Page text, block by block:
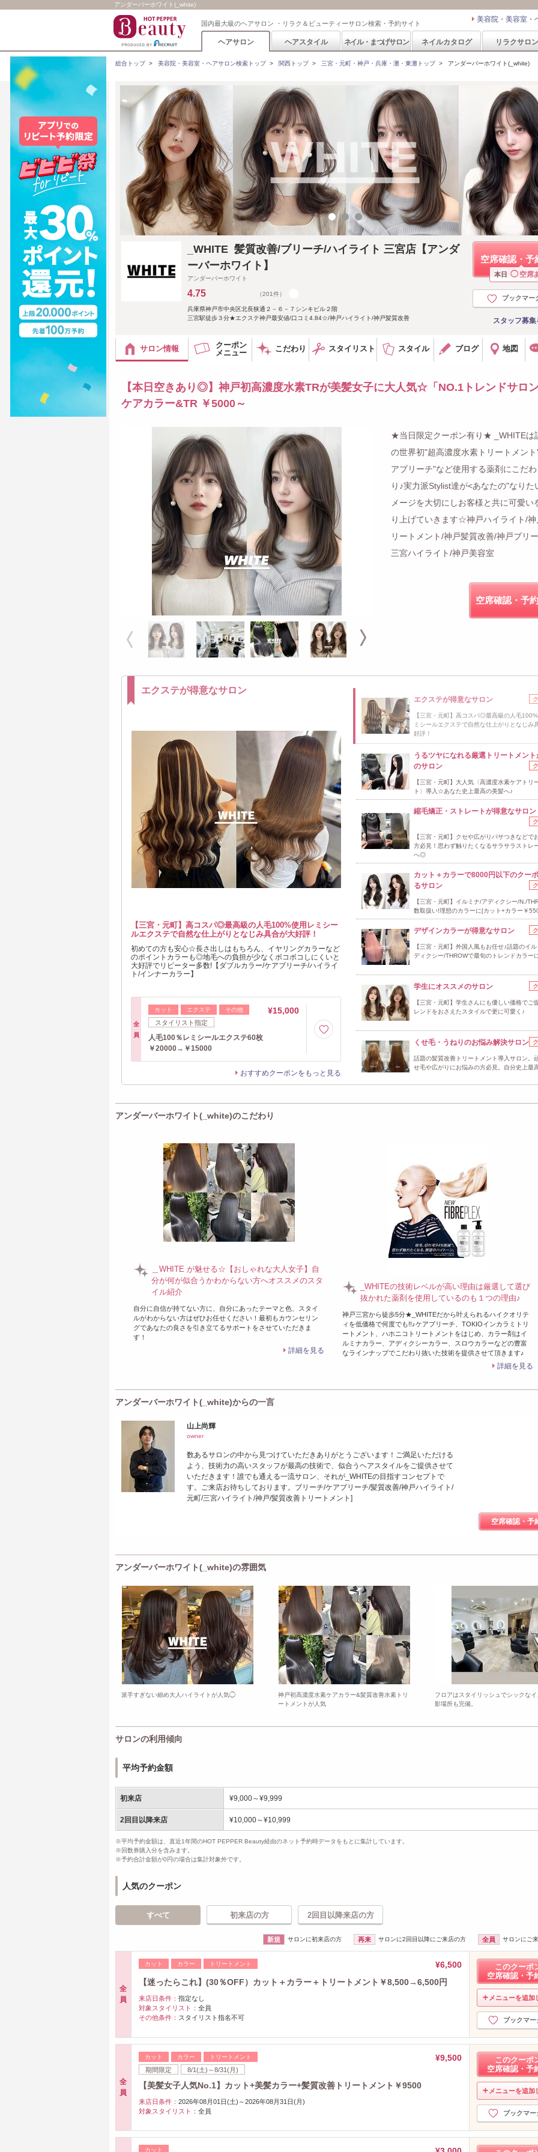
アンダーバーホワイト(_white)
国内最大級のヘアサロン ・リラク＆ビューティーサロン検索・予約サイト 美容院・美容室・
ヘアサロン ヘアスタイル ネイル・まつげサロン ネイルカタログ リラクサロン
総合トップ> 美容院・美容室・ヘアサロン検索トップ> 関西トップ> 三宮・元町・神戸・兵庫・灘・東灘トップ> アンダーバーホワイト(_white)
空席確認・予
本日 ◯ 空席
ブックマー
スタッフ募
_WHITE 髪質改善/ブリーチ/ハイライト 三宮店【アンダ
ーバーホワイト】
アンダーバーホワイト
4.75 （201件）
兵庫県神戸市中央区北長狭通２－６－７シンキビル２階
三宮駅徒歩３分★エクステ神戸最安値/口コミ4.84☆/神戸ハイライト/神戸髪質改善
サロン情報
クーポン
メニュー
こだわり スタイリスト スタイル ブログ 地図
【本日空きあり◎】神戸初高濃度水素TRが美髪女子に大人気☆「NO.1トレンドサロ
ケアカラー&TR ￥5000～
★当日限定クーポン有り★ _WHITEは
の世界初"超高濃度水素トリートメン
アブリーチ"など使用する薬剤にこだ
り♪実力派Stylist達が<あなたの"なりた
メージを大切にしお客様と共に可愛い
り上げていきます☆神戸ハイライト/神
リートメント/神戸髪質改善/神戸ブリ
三宮ハイライト/神戸美容室
空席確認・予
エクステが得意なサロン
【三宮・元町】高コスパ◎最高級の人毛100%使用レミシー
ルエクステで自然な仕上がりとなじみ具合が大好評！
初めての方も安心☆長さ出しはもちろん、イヤリングカラーなど
のポイントカラーも◎地毛への負担が少なくボコボコしにくいと
大好評でリピーター多数!【ダブルカラー/ケアブリーチ/ハイライ
ト/インナーカラー】
全
員
カット エクステ その他
スタイリスト指定
¥15,000
人毛100％レミシールエクステ60枚
￥20000→￥15000
おすすめクーポンをもっと見る
エクステが得意なサロン
【三宮・元町】高コスパ◎最高級の人毛
ミシールエクステで自然な仕上がりとなじみ
好評！
うるツヤになれる厳選トリートメント
のサロン
【三宮・元町】大人気〈高濃度水素ケアトリ
ト〉導入☆あなた史上最高の美髪へ♪
縮毛矯正・ストレートが得意なサロン
【三宮・元町】クセや広がりパサつきなどで
方必見！思わず触りたくなるサラサラストレ
へ◎
カット＋カラーで8000円以下のクー
るサロン
【三宮・元町】イルミナ/アディクシー/N./
数取扱い!理想のカラーに[カット+カラー￥
デザインカラーが得意なサロン
【三宮・元町】外国人風もお任せ♪話題のイ
ディクシー/THROWで最旬のトレンドカラー
学生にオススメのサロン
【三宮・元町】学生さんにも優しい価格でご
レンドをおさえたスタイルで更に可愛く♪
くせ毛・うねりのお悩み解決サロン
話題の髪質改善トリートメント導入サロン。
せ毛や広がりにお悩みの方必見。自分史上最
アンダーバーホワイト(_white)のこだわり
＿WHITE が魅せる☆【おしゃれな大人女子】自
分が何が似合うかわからない方へオススメのスタ
イル紹介
自分に自信が持てない方に、自分にあったテーマと色、スタイ
ルがわからない方はぜひお任せください！最初もカウンセリン
グであなたの良さを引き立てるサポートをさせていただきま
す！
詳細を見る
_WHITEの技術レベルが高い理由は厳選して選び
抜かれた薬剤を使用しているのも１つの理由♪
神戸三宮から徒歩5分★_WHITEだから叶えられるハイクオリテ
ィを低価格で何度でも!!♪ケアブリーチ、TOKIOインカラミトリ
ートメント、ハホニコトリートメントをはじめ、カラー剤はイ
ルミナカラー、アディクシーカラー、スロウカラーなどの豊富
なラインナップでこだわり抜いた技術を提供させて頂きます♪
詳細を見る
アンダーバーホワイト(_white)からの一言
山上尚輝
owner
数あるサロンの中から見つけていただきありがとうございます！ご満足いただける
よう、技術力の高いスタッフが最高の技術で、似合うヘアスタイルをご提供させて
いただきます！誰でも通える一流サロン、それが_WHITEの目指すコンセプトで
す。ご来店お待ちしております。ブリーチ/ケアブリーチ/髪質改善/神戸ハイライト/
元町/三宮ハイライト/神戸/髪質改善トリートメント]
空席確認・予
アンダーバーホワイト(_white)の雰囲気
派手すぎない細め大人ハイライトが人気◯
神戸初高濃度水素ケアカラー&髪質改善水素トリ
ートメントが人気
フロアはスタイリッシュでシックな
影場所も完備。
サロンの利用傾向
平均予約金額
初来店 ¥9,000～¥9,999
2回目以降来店 ¥10,000～¥10,999
※平均予約金額は、直近1年間のHOT PEPPER Beauty経由のネット予約時データをもとに集計しています。
※回数券購入分を含みます。
※予約合計金額が0円の場合は集計対象外です。
人気のクーポン
すべて 初来店の方 2回目以降来店の方
新規 サロンに初来店の方 再来 サロンに2回目以降にご来店の方 全員 サロンにご
全
員
カット カラー トリートメント
¥6,500
【迷ったらこれ】(30％OFF）カット＋カラー＋トリートメント￥8,500→6,500円
来店日条件： 指定なし
対象スタイリスト： 全員
その他条件： スタイリスト指名不可
このクーポ
空席確認・予
メニューを追加
ブックマー
全
員
カット カラー トリートメント
期間限定 8/1(土)～8/31(月)
¥9,500
【美髪女子人気No.1】カット+美髪カラー+髪質改善トリートメント￥9500
来店日条件： 2026年08月01日(土)～2026年08月31日(月)
対象スタイリスト： 全員
このクーポ
空席確認・予
メニューを追加
ブックマー
カット